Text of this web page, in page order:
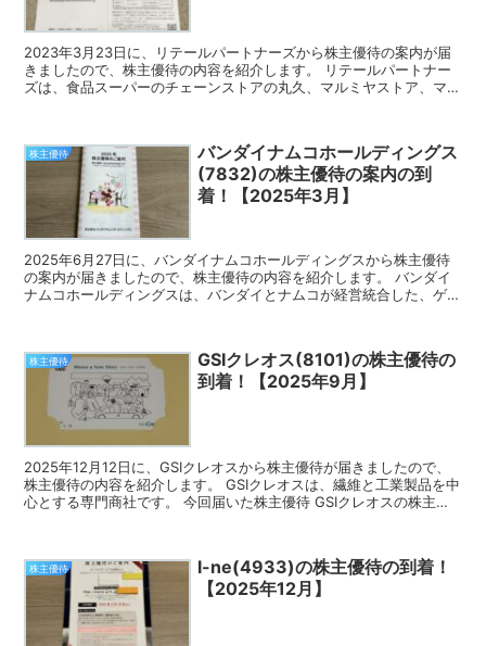
2023年3月23日に、リテールパートナーズから株主優待の案内が届
きましたので、株主優待の内容を紹介します。 リテールパートナー
ズは、食品スーパーのチェーンストアの丸久、マルミヤストア、マル
株主優待
バンダイナムコホールディングス
(7832)の株主優待の案内の到
着！【2025年3月】
2025年6月27日に、バンダイナムコホールディングスから株主優待
の案内が届きましたので、株主優待の内容を紹介します。 バンダイ
ナムコホールディングスは、バンダイとナムコが経営統合した、ゲー
株主優待
GSIクレオス(8101)の株主優待の
到着！【2025年9月】
2025年12月12日に、GSIクレオスから株主優待が届きましたので、
株主優待の内容を紹介します。 GSIクレオスは、繊維と工業製品を中
心とする専門商社です。 今回届いた株主優待 GSIクレオスの株主優
株主優待
I-ne(4933)の株主優待の到着！
【2025年12月】